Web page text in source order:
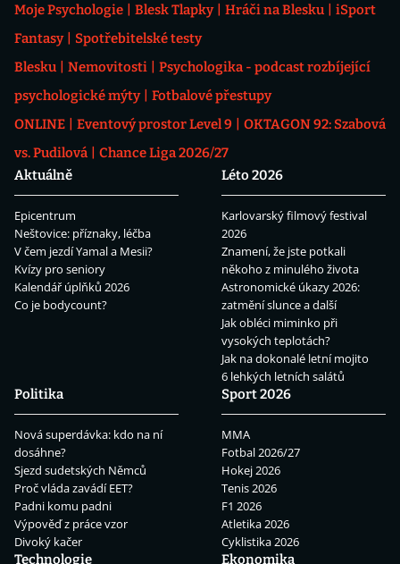
Moje Psychologie Blesk Tlapky Hráči na Blesku
iSport
Fantasy
Spotřebitelské testy
Blesku
Nemovitosti
Psychologika - podcast rozbíjející
psychologické mýty
Fotbalové přestupy
ONLINE
Eventový prostor Level 9
OKTAGON 92: Szabová
vs. Pudilová
Chance Liga 2026/27
Aktuálně
Epicentrum
Neštovice: příznaky, léčba
V čem jezdí Yamal a Mesii?
Kvízy pro seniory
Kalendář úplňků 2026
Co je bodycount?
Léto 2026
Karlovarský filmový festival
2026
Znamení, že jste potkali
někoho z minulého života
Astronomické úkazy 2026:
zatmění slunce a další
Jak obléci miminko při
vysokých teplotách?
Jak na dokonalé letní mojito
6 lehkých letních salátů
Politika
Nová superdávka: kdo na ní
dosáhne?
Sjezd sudetských Němců
Proč vláda zavádí EET?
Padni komu padni
Výpověď z práce vzor
Divoký kačer
Sport 2026
MMA
Fotbal 2026/27
Hokej 2026
Tenis 2026
F1 2026
Atletika 2026
Cyklistika 2026
Technologie
Ekonomika